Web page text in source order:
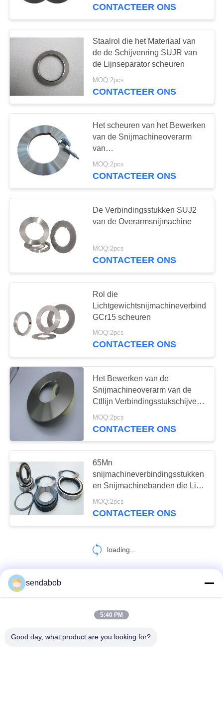
PRIVACYBELEID
CONTACTEER ONS
Staalrol die het Materiaal van
de de Schijvenring SUJR van
de Lijnseparator scheuren
MOQ:2pcs
CONTACTEER ONS
Het scheuren van het Bewerken
van de Snijmachineoverarm
van
Machineverbindingsstukken
MOQ:2pcs
CONTACTEER ONS
De Verbindingsstukken SUJ2
van de Overarmsnijmachine
MOQ:2pcs
CONTACTEER ONS
Rol die
GCr15 scheuren
MOQ:2pcs
CONTACTEER ONS
Het Bewerken van de
Snijmachineoverarm van de
Ctllijn Verbindingsstukschijven
ASTM52100
MOQ:2pcs
CONTACTEER ONS
65Mn
snijmachineverbindingsstukken
en Snijmachinebanden die Lijn
het Bewerken scheuren
MOQ:2pcs
CONTACTEER ONS
loading...
sendabob
5:40 PM
Good day, what product are you looking for?